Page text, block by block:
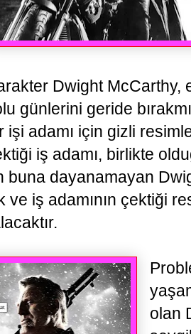
Dwight McCarthy,
günlerini geride
işi adamı için gizli
iş adamı, birlikte
buna dayanamayan
ve iş adamının çektiği
olan